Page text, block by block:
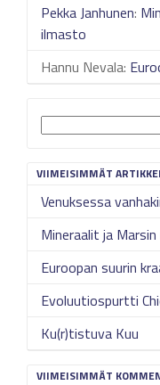
Pekka Janhunen:
ilmasto
Hannu Nevala:
VIIMEISIMMÄT
Venuksessa
Mineraalit ja
Euroopan suurin
Evoluutiospurtti
Ku(r)tistuva Kuu
VIIMEISIMMÄT